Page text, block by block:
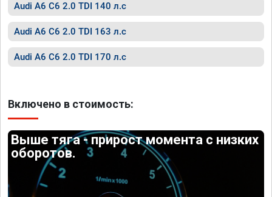
Audi A6 C6 2.0 TDI 140 л.с
Audi A6 C6 2.0 TDI 163 л.с
Audi A6 C6 2.0 TDI 170 л.с
Включено в стоимость:
Выше тяга - прирост момента с низких
оборотов.